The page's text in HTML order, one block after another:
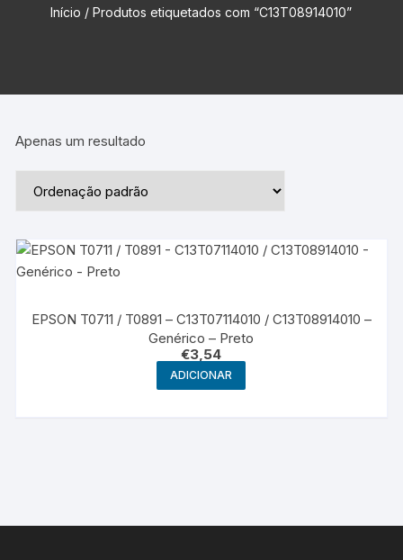
Início / Produtos etiquetados com “C13T08914010”
Apenas um resultado
EPSON T0711 / T0891 – C13T07114010 / C13T08914010 –
Genérico – Preto
€3,54
ADICIONAR